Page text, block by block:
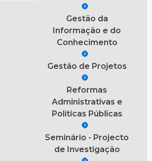
Gestão da
Informação e do
Conhecimento
Gestão de Projetos
Reformas
Administrativas e
Políticas Públicas
Seminário - Projecto
de Investigação